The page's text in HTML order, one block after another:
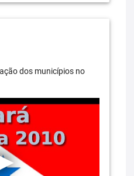
dos municípios no